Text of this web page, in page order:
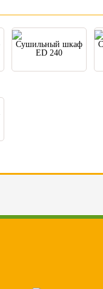
Сушильный шкаф
ED 240